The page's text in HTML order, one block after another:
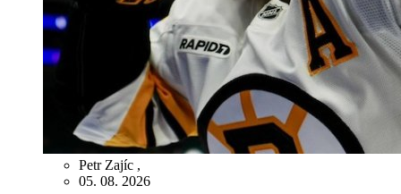
Petr Zajíc ,
05. 08. 2026